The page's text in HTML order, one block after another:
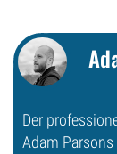
Der
Adam